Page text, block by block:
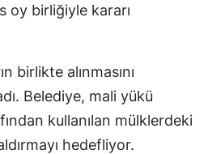
oy birliğiyle kararı
birlikte alınmasını
Belediye, mali yükü
kullanılan mülklerdeki
hedefliyor.